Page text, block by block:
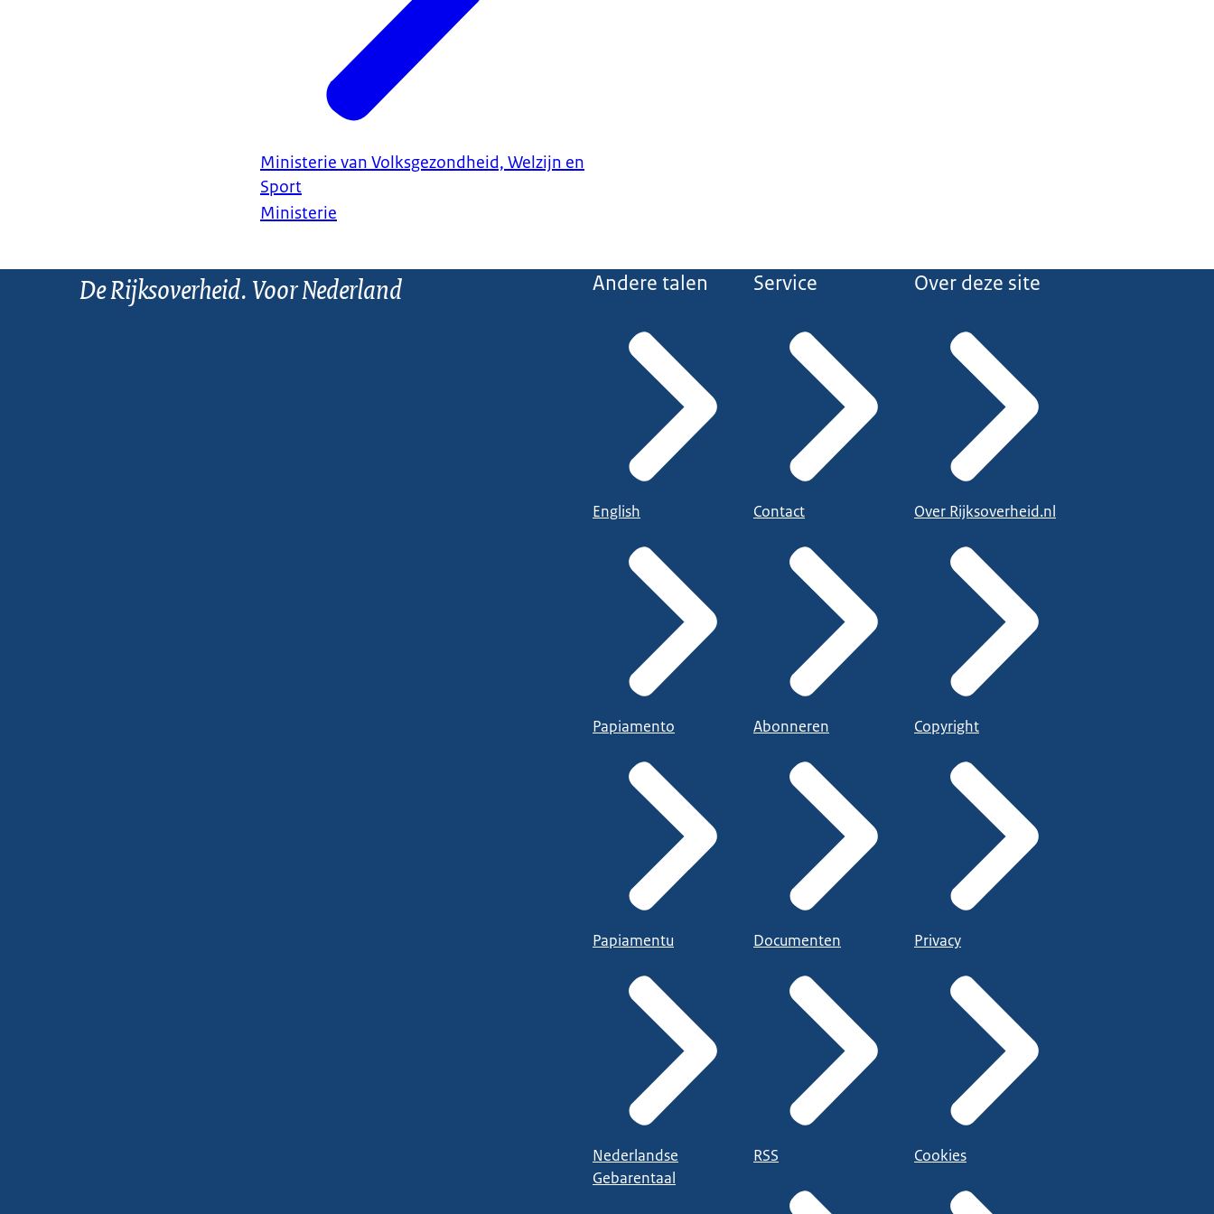
Ministerie van Volksgezondheid, Welzijn en
Sport
Ministerie
De Rijksoverheid. Voor Nederland Andere talen
English
Papiamento
Papiamentu
Nederlandse
Gebarentaal
Service
Contact
Abonneren
Documenten
RSS
Over deze site
Over Rijksoverheid.nl
Copyright
Privacy
Cookies